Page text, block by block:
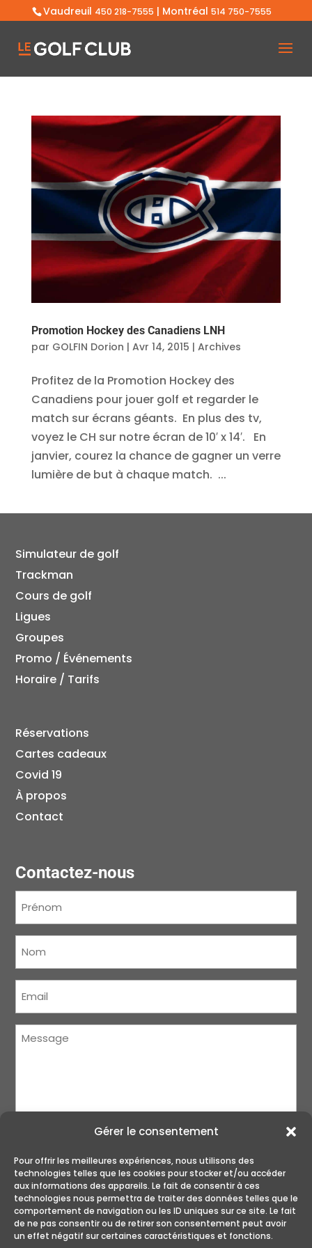
Gérer le consentement
Pour offrir les meilleures expériences, nous utilisons des
technologies telles que les cookies pour stocker et/ou accéder
aux informations des appareils. Le fait de consentir à ces
technologies nous permettra de traiter des données telles que le
comportement de navigation ou les ID uniques sur ce site. Le fait
de ne pas consentir ou de retirer son consentement peut avoir
un effet négatif sur certaines caractéristiques et fonctions.
Vaudreuil 450 218-7555 | Montréal 514 750-7555
Promotion Hockey des Canadiens LNH
par GOLFIN Dorion | Avr 14, 2015 | Archives
Profitez de la Promotion Hockey des
Canadiens pour jouer golf et regarder le
match sur écrans géants. En plus des tv,
voyez le CH sur notre écran de 10′ x 14′. En
janvier, courez la chance de gagner un verre
lumière de but à chaque match. ...
Simulateur de golf
Trackman
Cours de golf
Ligues
Groupes
Promo / Événements
Horaire / Tarifs
Réservations
Cartes cadeaux
Covid 19
À propos
Contact
Contactez-nous
Message
ENVOYER